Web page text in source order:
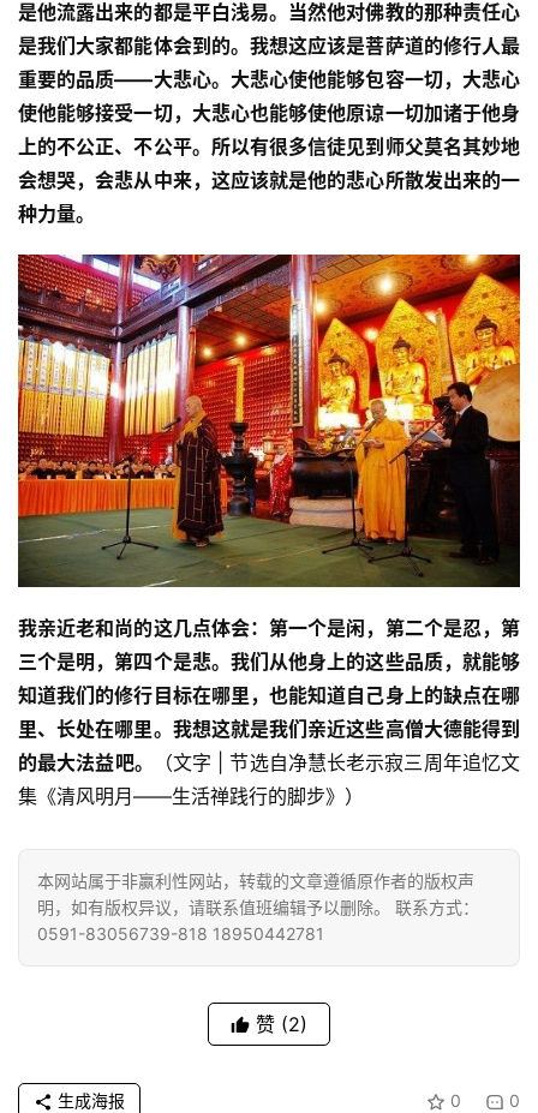
是他流露出来的都是平白浅易。当然他对佛教的那种责任心
是我们大家都能体会到的。我想这应该是菩萨道的修行人最
重要的品质——大悲心。大悲心使他能够包容一切，大悲心
使他能够接受一切，大悲心也能够使他原谅一切加诸于他身
上的不公正、不公平。所以有很多信徒见到师父莫名其妙地
会想哭，会悲从中来，这应该就是他的悲心所散发出来的一
种力量。
我亲近老和尚的这几点体会：第一个是闲，第二个是忍，第
三个是明，第四个是悲。我们从他身上的这些品质，就能够
知道我们的修行目标在哪里，也能知道自己身上的缺点在哪
里、长处在哪里。我想这就是我们亲近这些高僧大德能得到
的最大法益吧。
（文字 | 节选自净慧长老示寂三周年追忆文
集《清风明月——生活禅践行的脚步》）
本网站属于非赢利性网站，转载的文章遵循原作者的版权声
明，如有版权异议，请联系值班编辑予以删除。 联系方式：
0591-83056739-818 18950442781
赞 (2)
0 0
生成海报